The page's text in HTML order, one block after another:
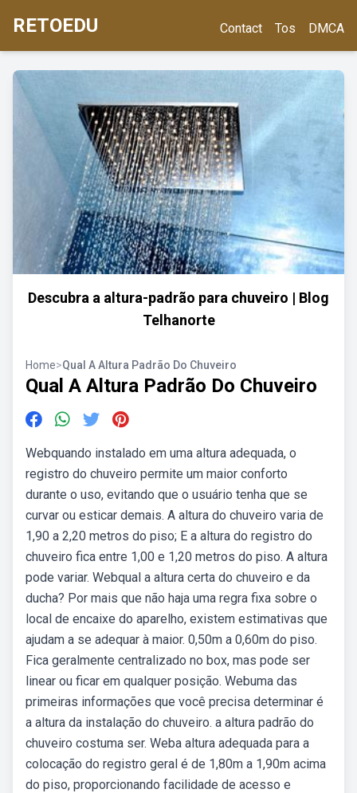
RETOEDU Contact Tos DMCA
Descubra a altura-padrão para chuveiro | Blog
Telhanorte
Home>Qual A Altura Padrão Do Chuveiro
Qual A Altura Padrão Do Chuveiro
Webquando instalado em uma altura adequada, o
registro do chuveiro permite um maior conforto
durante o uso, evitando que o usuário tenha que se
curvar ou esticar demais. A altura do chuveiro varia de
1,90 a 2,20 metros do piso; E a altura do registro do
chuveiro fica entre 1,00 e 1,20 metros do piso. A altura
pode variar. Webqual a altura certa do chuveiro e da
ducha? Por mais que não haja uma regra fixa sobre o
local de encaixe do aparelho, existem estimativas que
ajudam a se adequar à maior. 0,50m a 0,60m do piso.
Fica geralmente centralizado no box, mas pode ser
linear ou ficar em qualquer posição. Webuma das
primeiras informações que você precisa determinar é
a altura da instalação do chuveiro. a altura padrão do
chuveiro costuma ser. Weba altura adequada para a
colocação do registro geral é de 1,80m a 1,90m acima
do piso, proporcionando facilidade de acesso e